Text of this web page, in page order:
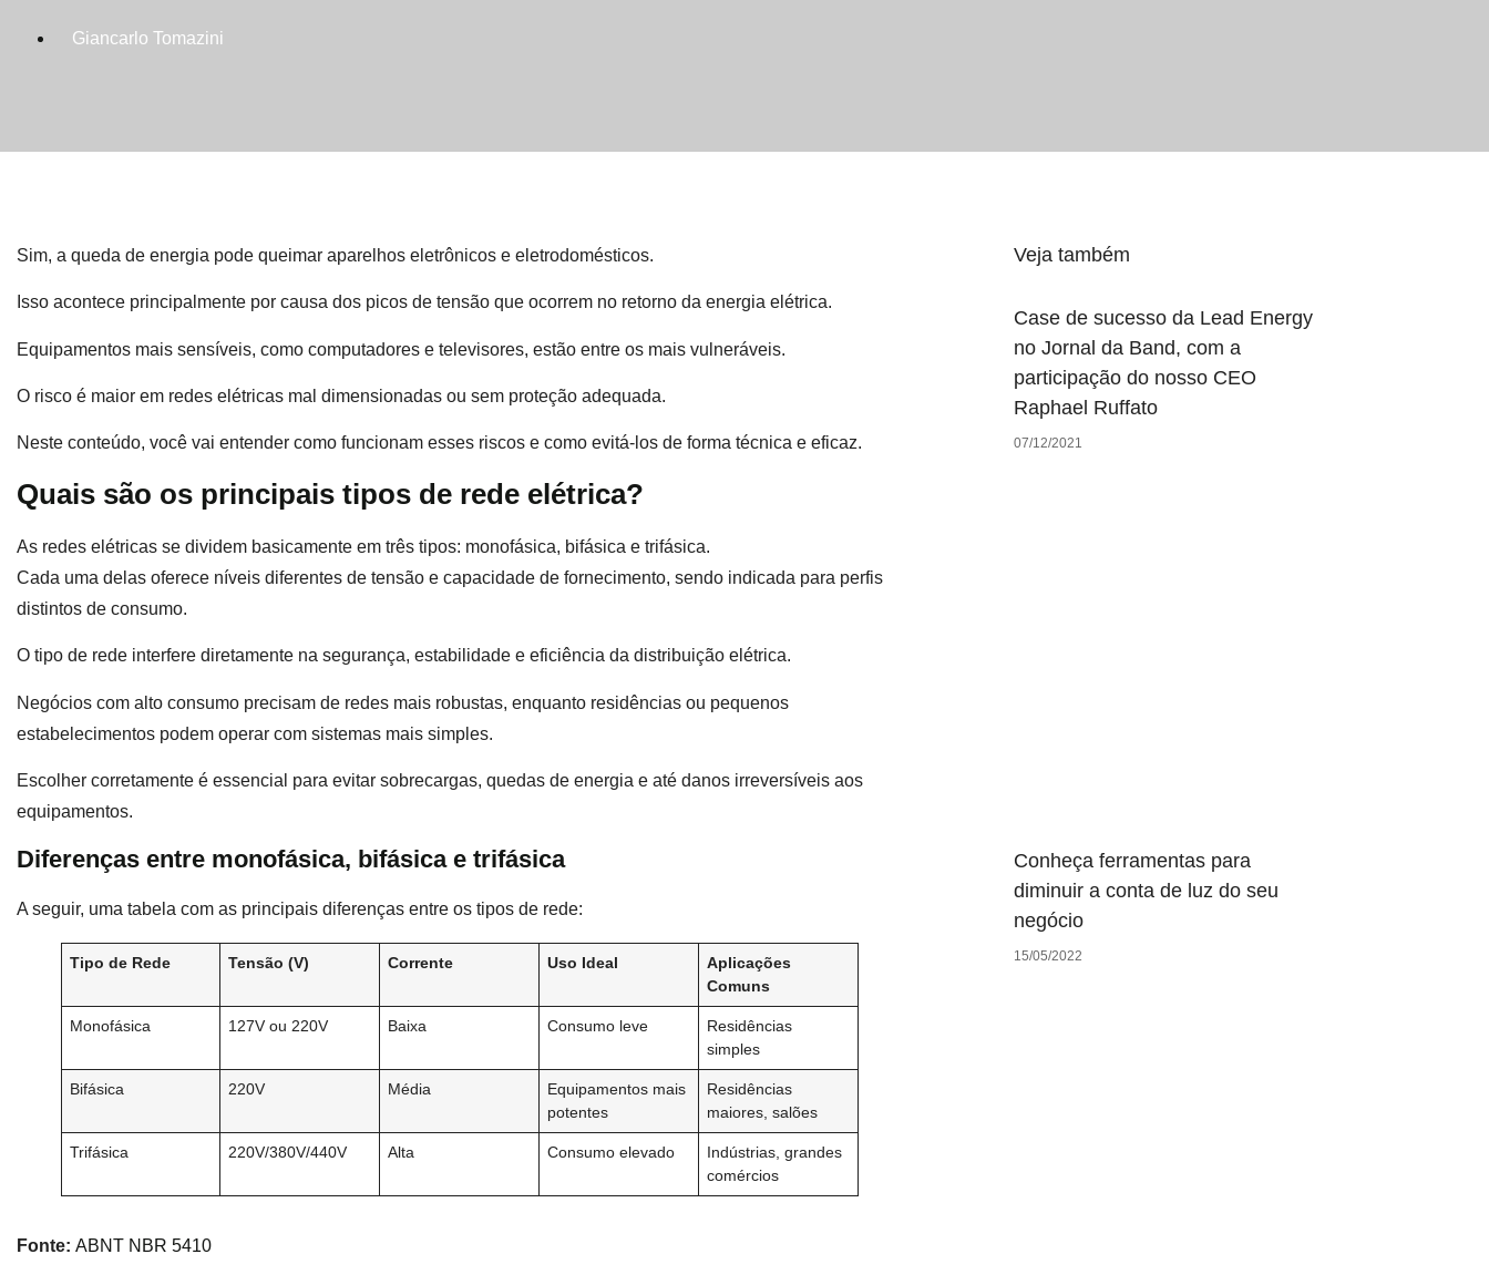
Giancarlo Tomazini
Sim, a queda de energia pode queimar aparelhos eletrônicos e eletrodomésticos.
Isso acontece principalmente por causa dos picos de tensão que ocorrem no retorno da energia elétrica.
Equipamentos mais sensíveis, como computadores e televisores, estão entre os mais vulneráveis.
O risco é maior em redes elétricas mal dimensionadas ou sem proteção adequada.
Neste conteúdo, você vai entender como funcionam esses riscos e como evitá-los de forma técnica e eficaz.
Quais são os principais tipos de rede elétrica?
As redes elétricas se dividem basicamente em três tipos: monofásica, bifásica e trifásica.
Cada uma delas oferece níveis diferentes de tensão e capacidade de fornecimento, sendo indicada para perfis
distintos de consumo.
O tipo de rede interfere diretamente na segurança, estabilidade e eficiência da distribuição elétrica.
Negócios com alto consumo precisam de redes mais robustas, enquanto residências ou pequenos
estabelecimentos podem operar com sistemas mais simples.
Escolher corretamente é essencial para evitar sobrecargas, quedas de energia e até danos irreversíveis aos
equipamentos.
Diferenças entre monofásica, bifásica e trifásica
A seguir, uma tabela com as principais diferenças entre os tipos de rede:
Tipo de Rede Tensão (V) Corrente Uso Ideal
Aplicações
Comuns
Monofásica 127V ou 220V Baixa Consumo leve
Residências
simples
Bifásica 220V Média
Equipamentos mais
potentes
Residências
maiores, salões
Trifásica 220V/380V/440V Alta Consumo elevado
Indústrias, grandes
comércios
Fonte: ABNT NBR 5410
Veja também
Case de sucesso da Lead Energy
no Jornal da Band, com a
participação do nosso CEO
Raphael Ruffato
07/12/2021
Conheça ferramentas para
diminuir a conta de luz do seu
negócio
15/05/2022